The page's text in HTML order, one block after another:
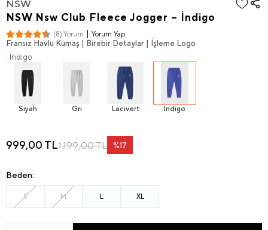
NSW
NSW Nsw Club Fleece Jogger – İndigo
(8) Yorum Yorum Yap
Fransız Havlu Kumaş | Birebir Detaylar | İşleme Logo
: İndigo
Siyah Gri Lacivert İndigo
999,00 TL1.199,00 TL %17
Beden:
S M L XL